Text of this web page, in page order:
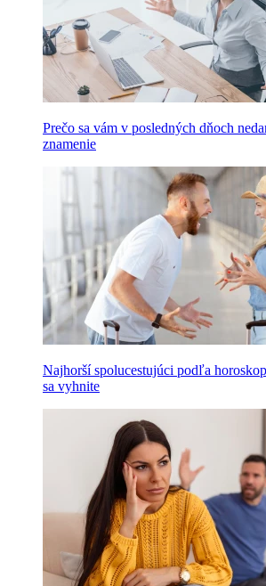
Prečo sa vám v posledných dňoch
znamenie
Najhorší spolucestujúci podľa
sa vyhnite